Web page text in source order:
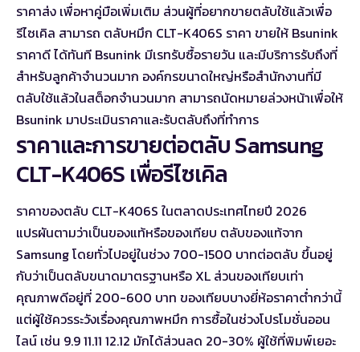
ราคาส่ง เพื่อหาคู่มือเพิ่มเติม ส่วนผู้ที่อยากขายตลับใช้แล้วเพื่อ
รีไซเคิล สามารถ ตลับหมึก CLT-K406S ราคา ขายให้ Bsunink
ราคาดีได้ทันที Bsunink มีเรทรับซื้อรายวัน และมีบริการรับถึงที่
สำหรับลูกค้าจำนวนมาก องค์กรขนาดใหญ่หรือสำนักงานที่มี
ตลับใช้แล้วในสต็อกจำนวนมาก สามารถนัดหมายล่วงหน้าเพื่อให้
Bsunink มาประเมินราคาและรับตลับถึงที่ทำการ
ราคาและการขายต่อตลับ Samsung
CLT-K406S เพื่อรีไซเคิล
ราคาของตลับ CLT-K406S ในตลาดประเทศไทยปี 2026
แปรผันตามว่าเป็นของแท้หรือของเทียบ ตลับของแท้จาก
Samsung โดยทั่วไปอยู่ในช่วง 700-1500 บาทต่อตลับ ขึ้นอยู่
กับว่าเป็นตลับขนาดมาตรฐานหรือ XL ส่วนของเทียบเท่า
คุณภาพดีอยู่ที่ 200-600 บาท ของเทียบบางยี่ห้อราคาต่ำกว่านี้
แต่ผู้ใช้ควรระวังเรื่องคุณภาพหมึก การซื้อในช่วงโปรโมชั่นออน
ไลน์ เช่น 9.9 11.11 12.12 มักได้ส่วนลด 20-30% ผู้ใช้ที่พิมพ์เยอะ